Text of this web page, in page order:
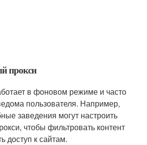
прокси
в фоновом режиме и часто
пользователя. Например,
заведения могут настроить
чтобы фильтровать контент
доступ к сайтам.